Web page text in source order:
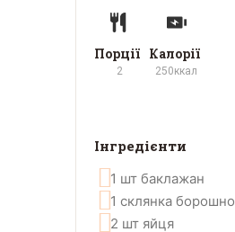
Порції
2
Калорії
250ккал
Інгредієнти
1 шт баклажан
1 склянка борошно
2 шт яйця